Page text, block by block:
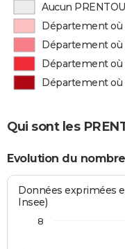
Aucun
Département où
Département où
Département où
Département où
Qui sont les
Evolution du
Données exprimées
Insee)
8